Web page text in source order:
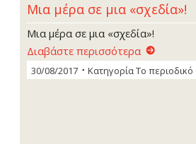
Μια μέρα σε μια «σχεδία»!
Μια μέρα σε μια «σχεδία»!
Διαβάστε περισσότερα
30/08/2017 ΚατηγορίαΤο περιοδικό